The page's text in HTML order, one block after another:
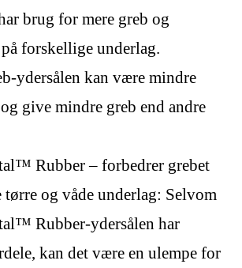
brug for mere greb og
forskellige underlag.
ydersålen kan være mindre
give mindre greb end andre
Rubber – forbedrer grebet
tørre og våde underlag: Selvom
Rubber-ydersålen har
kan det være en ulempe for